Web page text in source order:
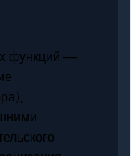
функций —